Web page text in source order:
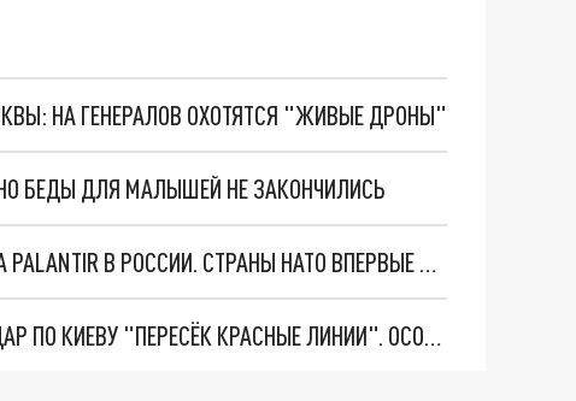
НА ГЕНЕРАЛОВ ОХОТЯТСЯ "ЖИВЫЕ ДРОНЫ"
БЕДЫ ДЛЯ МАЛЫШЕЙ НЕ ЗАКОНЧИЛИСЬ
"ОЧЕНЬ ПЛОХИЕ НОВОСТИ": БОЛЬШАЯ ОШИБКА PALANTIR В РОССИИ. СТРАНЫ НАТО ВПЕРВЫЕ ЗА СВО ОСТАНОВИЛИ ПОСТАВКИ ОРУЖИЯ. ВСУ ТЕРЯЮТ ПРИГРАНИЧЬЕ?
"ТЕРПЕНИЕ ПУТИНА ЛОПНУЛО". РЕКОРДНЫЙ УДАР ПО КИЕВУ "ПЕРЕСЁК КРАСНЫЕ ЛИНИИ". ОСОБЫЕ СПЕЦЫ КНДР НА ЛБС? ТАЙНЫЕ ПЕРЕГОВОРЫ ЕВРОПЫ И МОСКВЫ